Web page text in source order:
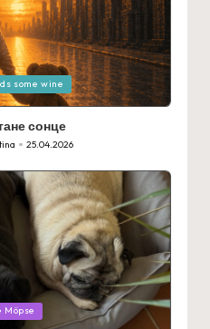
some wine
сонце
25.04.2026
Möpse